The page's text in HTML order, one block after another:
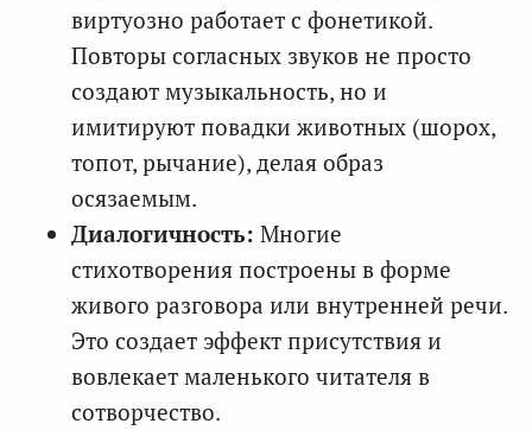
виртуозно работает с фонетикой.
Повторы согласных звуков не просто
создают музыкальность, но и
имитируют повадки животных (шорох,
топот, рычание), делая образ
осязаемым.
Диалогичность: Многие
стихотворения построены в форме
живого разговора или внутренней речи.
Это создает эффект присутствия и
вовлекает маленького читателя в
сотворчество.